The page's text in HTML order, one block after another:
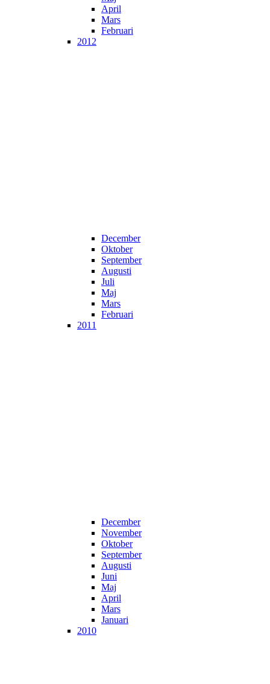
April
Mars
Februari
2012
December
Oktober
September
Augusti
Juli
Maj
Mars
Februari
2011
December
November
Oktober
September
Augusti
Juni
Maj
April
Mars
Januari
2010